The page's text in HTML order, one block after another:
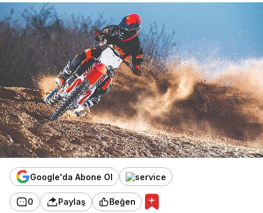
Google'da Abone Ol
0 Paylaş Beğen